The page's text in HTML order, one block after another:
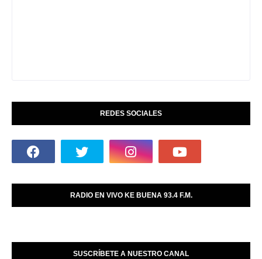
REDES SOCIALES
RADIO EN VIVO KE BUENA 93.4 F.M.
SUSCRÍBETE A NUESTRO CANAL